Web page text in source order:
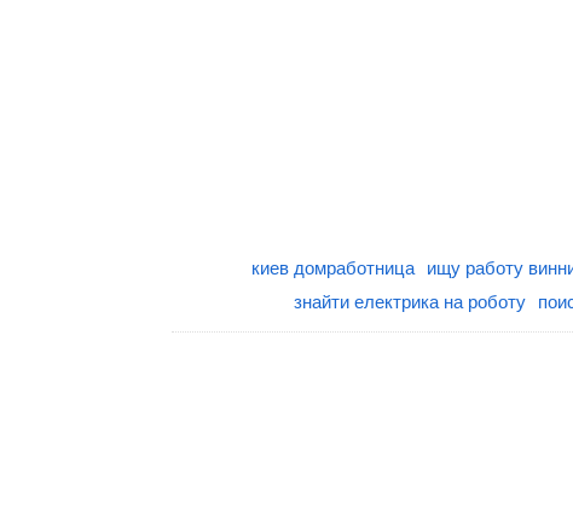
киев домработница ищу работу
знайти електрика на роботу